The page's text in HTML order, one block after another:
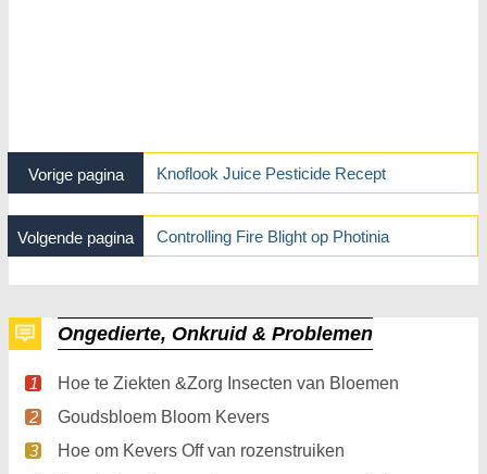
Vorige pagina Knoflook Juice Pesticide Recept
Volgende pagina Controlling Fire Blight op Photinia
Ongedierte, Onkruid & Problemen
Hoe te Ziekten &Zorg Insecten van Bloemen
Goudsbloem Bloom Kevers
Hoe om Kevers Off van rozenstruiken